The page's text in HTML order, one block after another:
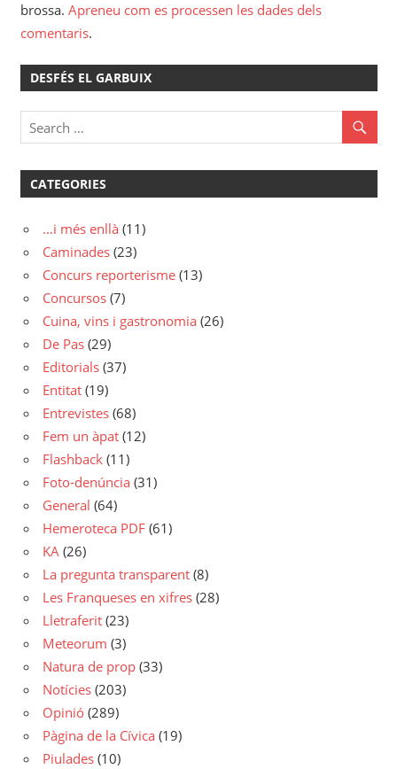
brossa. Apreneu com es processen les dades dels
comentaris.
DESFÉS EL GARBUIX
CATEGORIES
…i més enllà (11)
Caminades (23)
Concurs reporterisme (13)
Concursos (7)
Cuina, vins i gastronomia (26)
De Pas (29)
Editorials (37)
Entitat (19)
Entrevistes (68)
Fem un àpat (12)
Flashback (11)
Foto-denúncia (31)
General (64)
Hemeroteca PDF (61)
KA (26)
La pregunta transparent (8)
Les Franqueses en xifres (28)
Lletraferit (23)
Meteorum (3)
Natura de prop (33)
Notícies (203)
Opinió (289)
Pàgina de la Cívica (19)
Piulades (10)